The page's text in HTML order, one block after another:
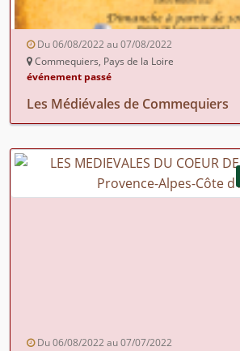
Du 06/08/2022 au 07/08/2022
Commequiers, Pays de la Loire
événement passé
Les Médiévales de Commequiers
Du 06/08/2022 au 07/07/2022